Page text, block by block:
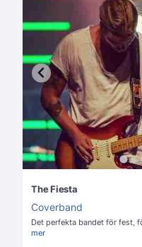
The Fiesta
Coverband
Det perfekta bandet för fest,
mer